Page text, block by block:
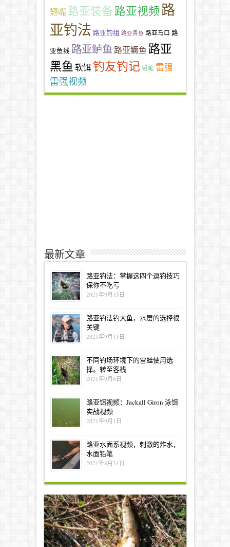
翘嘴 路亚装备路亚视频路
亚钓法 路亚钓组 路亚青鱼 路亚马口 路
亚鱼线 路亚鲈鱼 路亚鳜鱼 路亚
黑鱼 软饵 钓友钓记 铅笔 雷强
雷强视频
最新文章
路亚钓法：掌握这四个逗钓技巧
保你不吃亏
2021年9月15日
路亚钓法钓大鱼，水层的选择很
关键
2021年9月13日
不同钓场环境下的雷蛙使用选
择。转至客栈
2021年9月6日
路亚饵视频：Jackall Giron 泳饵
实战视频
2021年9月1日
路亚水面系视频，刺激的炸水，
水面铅笔
2021年8月31日